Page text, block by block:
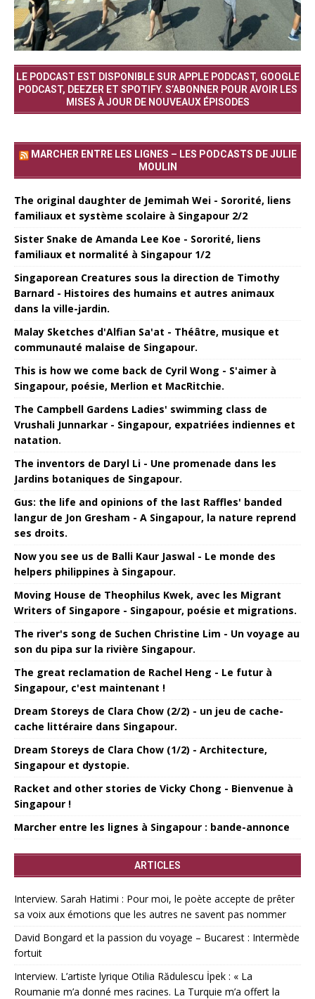
LE PODCAST EST DISPONIBLE SUR APPLE PODCAST, GOOGLE
PODCAST, DEEZER ET SPOTIFY. S’ABONNER POUR AVOIR LES
MISES À JOUR DE NOUVEAUX ÉPISODES
MARCHER ENTRE LES LIGNES – LES PODCASTS DE JULIE
MOULIN
The original daughter de Jemimah Wei - Sororité, liens
familiaux et système scolaire à Singapour 2/2
Sister Snake de Amanda Lee Koe - Sororité, liens
familiaux et normalité à Singapour 1/2
Singaporean Creatures sous la direction de Timothy
Barnard - Histoires des humains et autres animaux
dans la ville-jardin.
Malay Sketches d'Alfian Sa'at - Théâtre, musique et
communauté malaise de Singapour.
This is how we come back de Cyril Wong - S'aimer à
Singapour, poésie, Merlion et MacRitchie.
The Campbell Gardens Ladies' swimming class de
Vrushali Junnarkar - Singapour, expatriées indiennes et
natation.
The inventors de Daryl Li - Une promenade dans les
Jardins botaniques de Singapour.
Gus: the life and opinions of the last Raffles' banded
langur de Jon Gresham - A Singapour, la nature reprend
ses droits.
Now you see us de Balli Kaur Jaswal - Le monde des
helpers philippines à Singapour.
Moving House de Theophilus Kwek, avec les Migrant
Writers of Singapore - Singapour, poésie et migrations.
The river's song de Suchen Christine Lim - Un voyage au
son du pipa sur la rivière Singapour.
The great reclamation de Rachel Heng - Le futur à
Singapour, c'est maintenant !
Dream Storeys de Clara Chow (2/2) - un jeu de cache-
cache littéraire dans Singapour.
Dream Storeys de Clara Chow (1/2) - Architecture,
Singapour et dystopie.
Racket and other stories de Vicky Chong - Bienvenue à
Singapour !
Marcher entre les lignes à Singapour : bande-annonce
ARTICLES
Interview. Sarah Hatimi : Pour moi, le poète accepte de prêter
sa voix aux émotions que les autres ne savent pas nommer
David Bongard et la passion du voyage – Bucarest : Intermède
fortuit
Interview. L’artiste lyrique Otilia Rădulescu İpek : « La
Roumanie m’a donné mes racines. La Turquie m’a offert la